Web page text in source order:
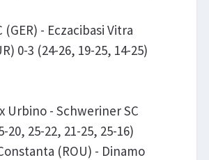
(GER) - Eczacibasi Vitra
0-3 (24-26, 19-25, 14-25)
Urbino - Schweriner SC
20, 25-22, 21-25, 25-16)
(ROU) - Dinamo